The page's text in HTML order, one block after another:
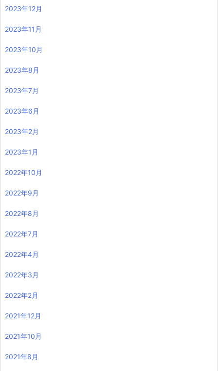
2023年12月
2023年11月
2023年10月
2023年8月
2023年7月
2023年6月
2023年2月
2023年1月
2022年10月
2022年9月
2022年8月
2022年7月
2022年4月
2022年3月
2022年2月
2021年12月
2021年10月
2021年8月